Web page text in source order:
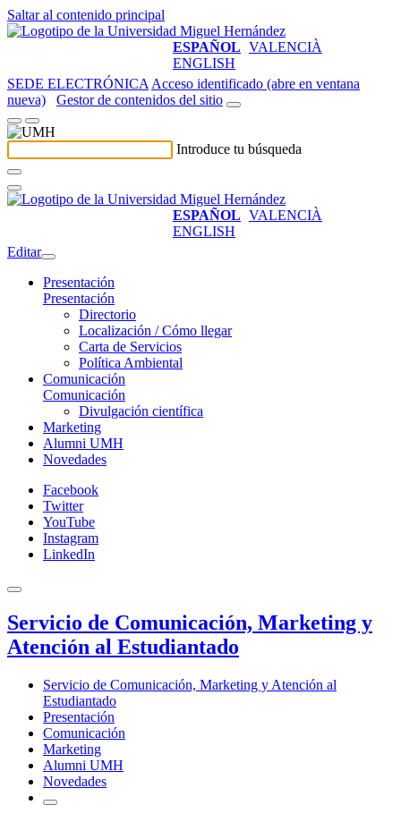
Saltar al contenido principal
ESPAÑOL VALENCIÀ
ENGLISH
SEDE ELECTRÓNICA Acceso identificado (abre en ventana
nueva)
Gestor de contenidos del sitio
Introduce tu búsqueda
ESPAÑOL VALENCIÀ
ENGLISH
Editar
Presentación
Presentación
Directorio
Localización / Cómo llegar
Carta de Servicios
Política Ambiental
Comunicación
Comunicación
Divulgación científica
Marketing
Alumni UMH
Novedades
Facebook
Twitter
YouTube
Instagram
LinkedIn
Servicio de Comunicación, Marketing y
Atención al Estudiantado
Servicio de Comunicación, Marketing y Atención al
Estudiantado
Presentación
Comunicación
Marketing
Alumni UMH
Novedades